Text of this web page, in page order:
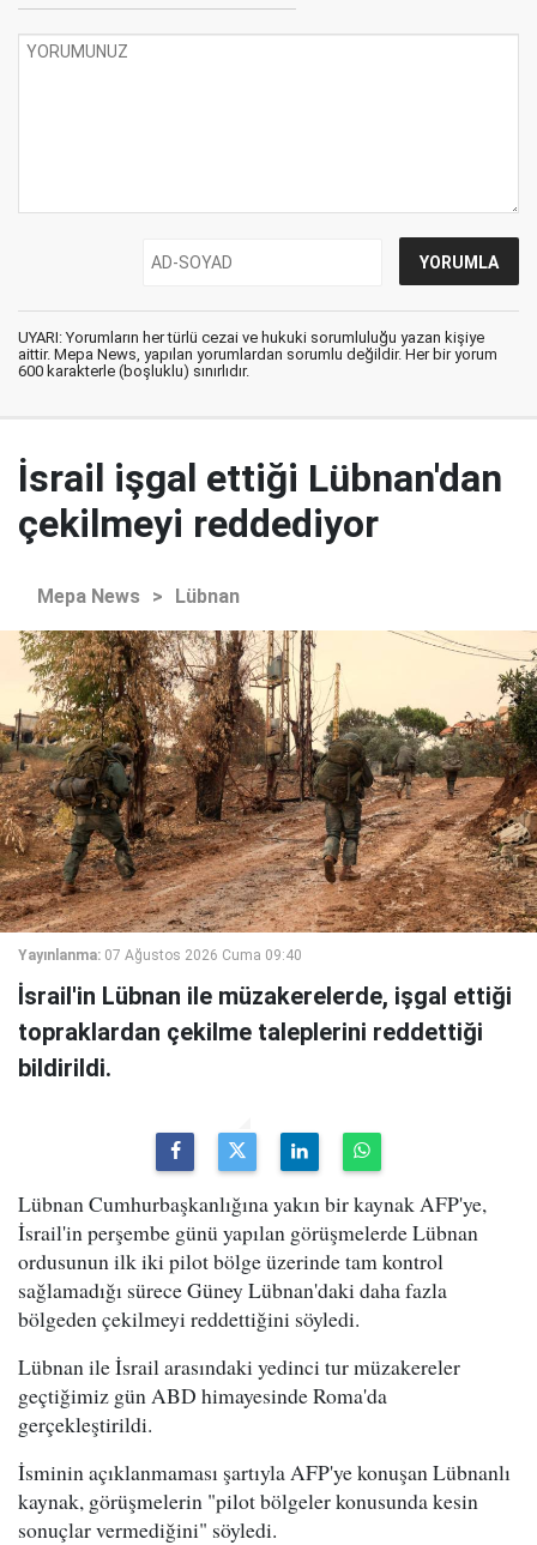
UYARI: Yorumların her türlü cezai ve hukuki sorumluluğu yazan kişiye
aittir. Mepa News, yapılan yorumlardan sorumlu değildir. Her bir yorum
600 karakterle (boşluklu) sınırlıdır.
İsrail işgal ettiği Lübnan'dan
çekilmeyi reddediyor
Mepa News > Lübnan
Yayınlanma: 07 Ağustos 2026 Cuma 09:40
İsrail'in Lübnan ile müzakerelerde, işgal ettiği
topraklardan çekilme taleplerini reddettiği
bildirildi.
Lübnan Cumhurbaşkanlığına yakın bir kaynak AFP'ye,
İsrail'in perşembe günü yapılan görüşmelerde Lübnan
ordusunun ilk iki pilot bölge üzerinde tam kontrol
sağlamadığı sürece Güney Lübnan'daki daha fazla
bölgeden çekilmeyi reddettiğini söyledi.
Lübnan ile İsrail arasındaki yedinci tur müzakereler
geçtiğimiz gün ABD himayesinde Roma'da
gerçekleştirildi.
İsminin açıklanmaması şartıyla AFP'ye konuşan Lübnanlı
kaynak, görüşmelerin "pilot bölgeler konusunda kesin
sonuçlar vermediğini" söyledi.